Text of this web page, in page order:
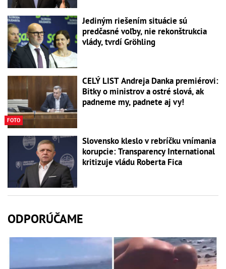
Jediným riešením situácie sú
predčasné voľby, nie rekonštrukcia
vlády, tvrdí Gröhling
FOTO
CELÝ LIST Andreja Danka premiérovi:
Bitky o ministrov a ostré slová, ak
padneme my, padnete aj vy!
Slovensko kleslo v rebríčku vnímania
korupcie: Transparency International
kritizuje vládu Roberta Fica
ODPORÚČAME